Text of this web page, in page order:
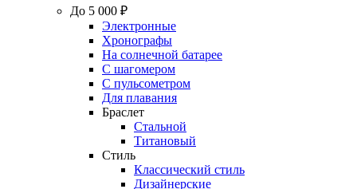
До 5 000 ₽
Электронные
Хронографы
На солнечной батарее
С шагомером
С пульсометром
Для плавания
Браслет
Стальной
Титановый
Стиль
Классический стиль
Дизайнерские